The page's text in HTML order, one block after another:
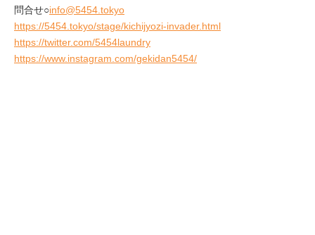
問合せ○info@5454.tokyo
https://5454.tokyo/stage/kichijyozi-invader.html
https://twitter.com/5454laundry
https://www.instagram.com/gekidan5454/